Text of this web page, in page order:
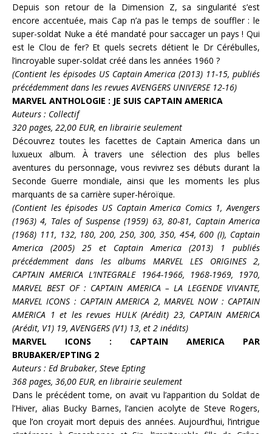
Depuis son retour de la Dimension Z, sa singularité s’est
encore accentuée, mais Cap n’a pas le temps de souffler : le
super-soldat Nuke a été mandaté pour saccager un pays ! Qui
est le Clou de fer? Et quels secrets détient le Dr Cérébulles,
l’incroyable super-soldat créé dans les années 1960 ?
(Contient les épisodes US Captain America (2013) 11-15, publiés
précédemment dans les revues AVENGERS UNIVERSE 12-16)
MARVEL ANTHOLOGIE : JE SUIS CAPTAIN AMERICA
Auteurs : Collectif
320 pages, 22,00 EUR, en librairie seulement
Découvrez toutes les facettes de Captain America dans un
luxueux album. À travers une sélection des plus belles
aventures du personnage, vous revivrez ses débuts durant la
Seconde Guerre mondiale, ainsi que les moments les plus
marquants de sa carrière super-héroïque.
(Contient les épisodes US Captain America Comics 1, Avengers
(1963) 4, Tales of Suspense (1959) 63, 80-81, Captain America
(1968) 111, 132, 180, 200, 250, 300, 350, 454, 600 (I), Captain
America (2005) 25 et Captain America (2013) 1 publiés
précédemment dans les albums MARVEL LES ORIGINES 2,
CAPTAIN AMERICA L’INTEGRALE 1964-1966, 1968-1969, 1970,
MARVEL BEST OF : CAPTAIN AMERICA – LA LEGENDE VIVANTE,
MARVEL ICONS : CAPTAIN AMERICA 2, MARVEL NOW : CAPTAIN
AMERICA 1 et les revues HULK (Arédit) 23, CAPTAIN AMERICA
(Arédit, V1) 19, AVENGERS (V1) 13, et 2 inédits)
MARVEL ICONS : CAPTAIN AMERICA PAR
BRUBAKER/EPTING 2
Auteurs : Ed Brubaker, Steve Epting
368 pages, 36,00 EUR, en librairie seulement
Dans le précédent tome, on avait vu l’apparition du Soldat de
l’Hiver, alias Bucky Barnes, l’ancien acolyte de Steve Rogers,
que l’on croyait mort depuis des années. Aujourd’hui, l’intrigue